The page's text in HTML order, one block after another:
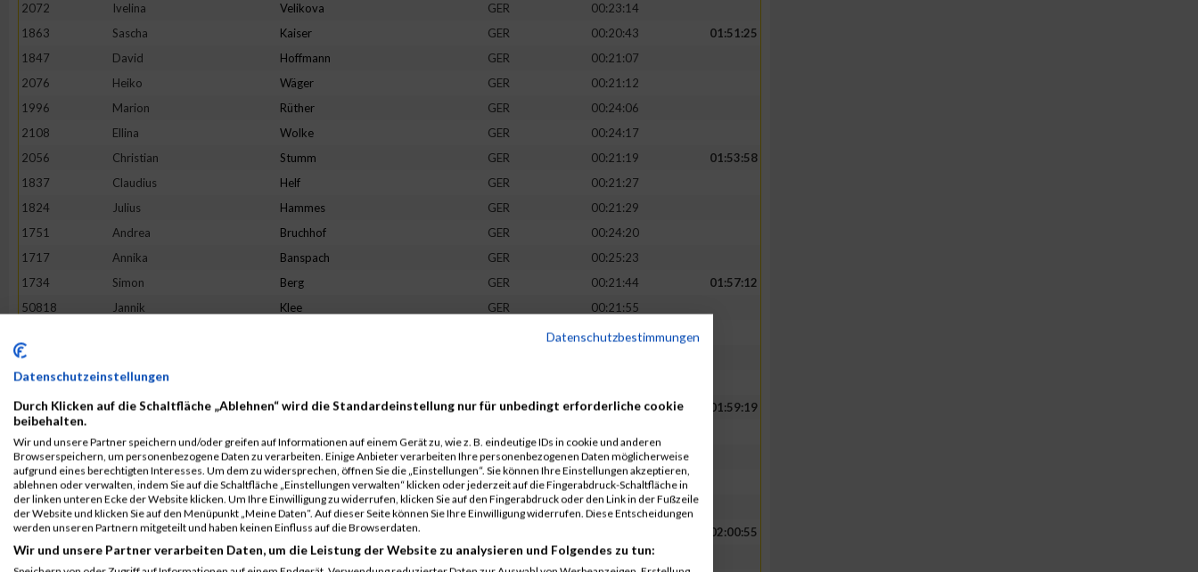
2072
Ivelina Velikova GER
00:23:14
1863
Sascha Kaiser GER 00:20:43
01:51:25
1847
David Hoffmann GER
00:21:07
2076
Heiko Wäger GER
00:21:12
1996
Marion Rüther GER
00:24:06
2108
Ellina Wolke GER
00:24:17
2056
Christian Stumm GER 00:21:19
01:53:58
1837
Claudius Helf GER
00:21:27
1824
Julius Hammes GER
00:21:29
1751
Andrea Bruchhof GER
00:24:20
1717
Annika Banspach GER
00:25:23
1734
Simon Berg GER 00:21:44
01:57:12
50818
Jannik Klee GER
00:21:55
00:22:07
1918
1853
Laura
2071
Reinhard Urban GER 00:22:15
01:59:19
2117
André Marcel Welter GER
00:22:24
1896
Sophie Krießbach GER
00:26:09
2110
Charleen Weyer GER
00:26:11
1980
Boris Reinecke
02:00:55
2102
Holger Zuchel GER
00:22:51
Datenschutzbestimmungen
Datenschutzeinstellungen
Durch Klicken auf die Schaltfläche „Ablehnen“ wird die Standardeinstellung nur für unbedingt erforderliche cookie
beibehalten.
Wir und unsere Partner speichern und/oder greifen auf Informationen auf einem Gerät zu, wie z. B. eindeutige IDs in cookie und anderen
Browserspeichern, um personenbezogene Daten zu verarbeiten. Einige Anbieter verarbeiten Ihre personenbezogenen Daten möglicherweise
aufgrund eines berechtigten Interesses. Um dem zu widersprechen, öffnen Sie die „Einstellungen“. Sie können Ihre Einstellungen akzeptieren,
ablehnen oder verwalten, indem Sie auf die Schaltfläche „Einstellungen verwalten“ klicken oder jederzeit auf die Fingerabdruck-Schaltfläche in
der linken unteren Ecke der Website klicken. Um Ihre Einwilligung zu widerrufen, klicken Sie auf den Fingerabdruck oder den Link in der Fußzeile
der Website und klicken Sie auf den Menüpunkt „Meine Daten“. Auf dieser Seite können Sie Ihre Einwilligung widerrufen. Diese Entscheidungen
werden unseren Partnern mitgeteilt und haben keinen Einfluss auf die Browserdaten.
Wir und unsere Partner verarbeiten Daten, um die Leistung der Website zu analysieren und Folgendes zu tun: